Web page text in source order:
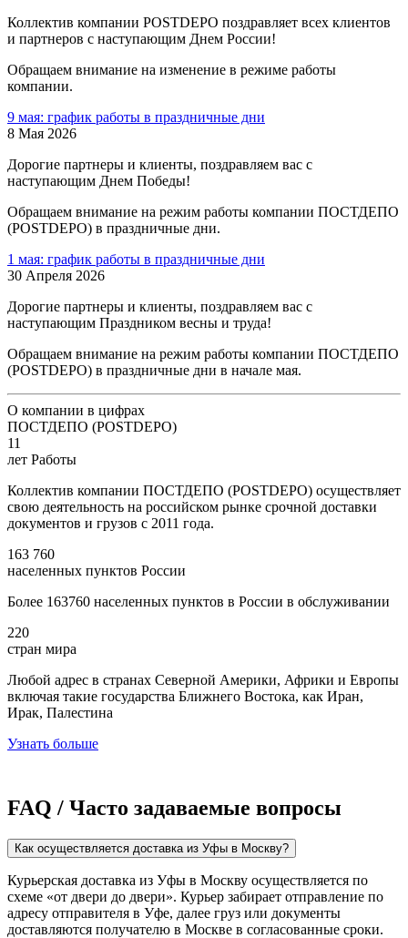
Коллектив компании POSTDEPO поздравляет всех клиентов
и партнеров с наступающим Днем России!
Обращаем внимание на изменение в режиме работы
компании.
9 мая: график работы в праздничные дни
8 Мая 2026
Дорогие партнеры и клиенты, поздравляем вас с
наступающим Днем Победы!
Обращаем внимание на режим работы компании ПОСТДЕПО
(POSTDEPO) в праздничные дни.
1 мая: график работы в праздничные дни
30 Апреля 2026
Дорогие партнеры и клиенты, поздравляем вас с
наступающим Праздником весны и труда!
Обращаем внимание на режим работы компании ПОСТДЕПО
(POSTDEPO) в праздничные дни в начале мая.
О компании в цифрах
ПОСТДЕПО (POSTDEPO)
11
лет Работы
Коллектив компании ПОСТДЕПО (POSTDEPO) осуществляет
свою деятельность на российском рынке срочной доставки
документов и грузов с 2011 года.
163 760
населенных пунктов России
Более 163760 населенных пунктов в России в обслуживании
220
стран мира
Любой адрес в странах Северной Америки, Африки и Европы
включая такие государства Ближнего Востока, как Иран,
Ирак, Палестина
Узнать больше
FAQ / Часто задаваемые вопросы
Как осуществляется доставка из Уфы в Москву?
Курьерская доставка из Уфы в Москву осуществляется по
схеме «от двери до двери». Курьер забирает отправление по
адресу отправителя в Уфе, далее груз или документы
доставляются получателю в Москве в согласованные сроки.